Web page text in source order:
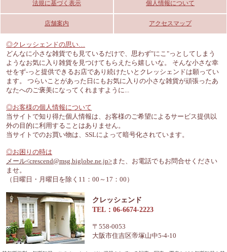
法規に基づく表示 個人情報について
店舗案内 アクセスマップ
◎クレッシェンドの思い…
どんなに小さな雑貨でも見ているだけで、思わず"にこ"っとしてしまう
ようなお気に入り雑貨を見つけてもらえたら嬉しいな。 そんな小さな幸
せをず-っと提供できるお店であり続けたいとクレッシェンドは願ってい
ます。 つらいことがあった日にもお気に入りの小さな雑貨が頑張ったあ
なたへのご褒美になってくれますように...
◎お客様の個人情報について
当サイトで知り得た個人情報は、お客様のご希望によるサービス提供以
外の目的に利用することはありません。
当サイトでのお買い物は、SSLによって暗号化されています。
◎お困りの時は
メール<crescend@msg.biglobe.ne.jp> また、お電話でもお問合せください
ませ。
（日曜日・月曜日を除く11：00～17：00）
クレッシェンド
TEL：06-6674-2223
〒558-0053
大阪市住吉区帝塚山中5-4-10